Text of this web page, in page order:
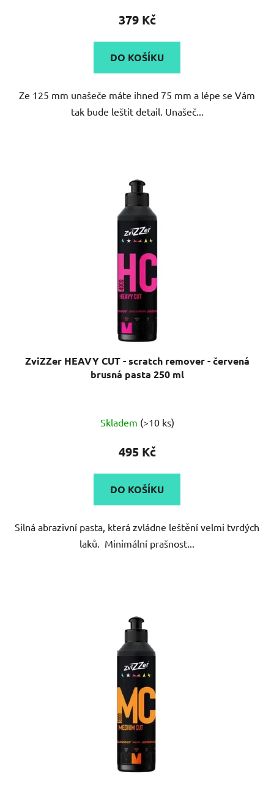
produktu
5,0
z
hvězdiček.
379 Kč
DO KOŠÍKU
Ze 125 mm unašeče máte ihned 75 mm a lépe se Vám
tak bude leštit detail. Unašeč...
ZviZZer HEAVY CUT - scratch remover - červená
brusná pasta 250 ml
hodnocení
produktu
5,0
z
hvězdiček.
Skladem (>10 ks)
495 Kč
DO KOŠÍKU
Silná abrazivní pasta, která zvládne leštění velmi tvrdých
laků. Minimální prašnost...